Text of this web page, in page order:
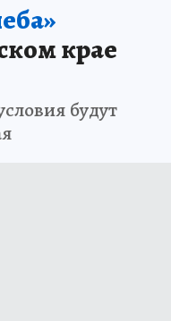
крае
будут